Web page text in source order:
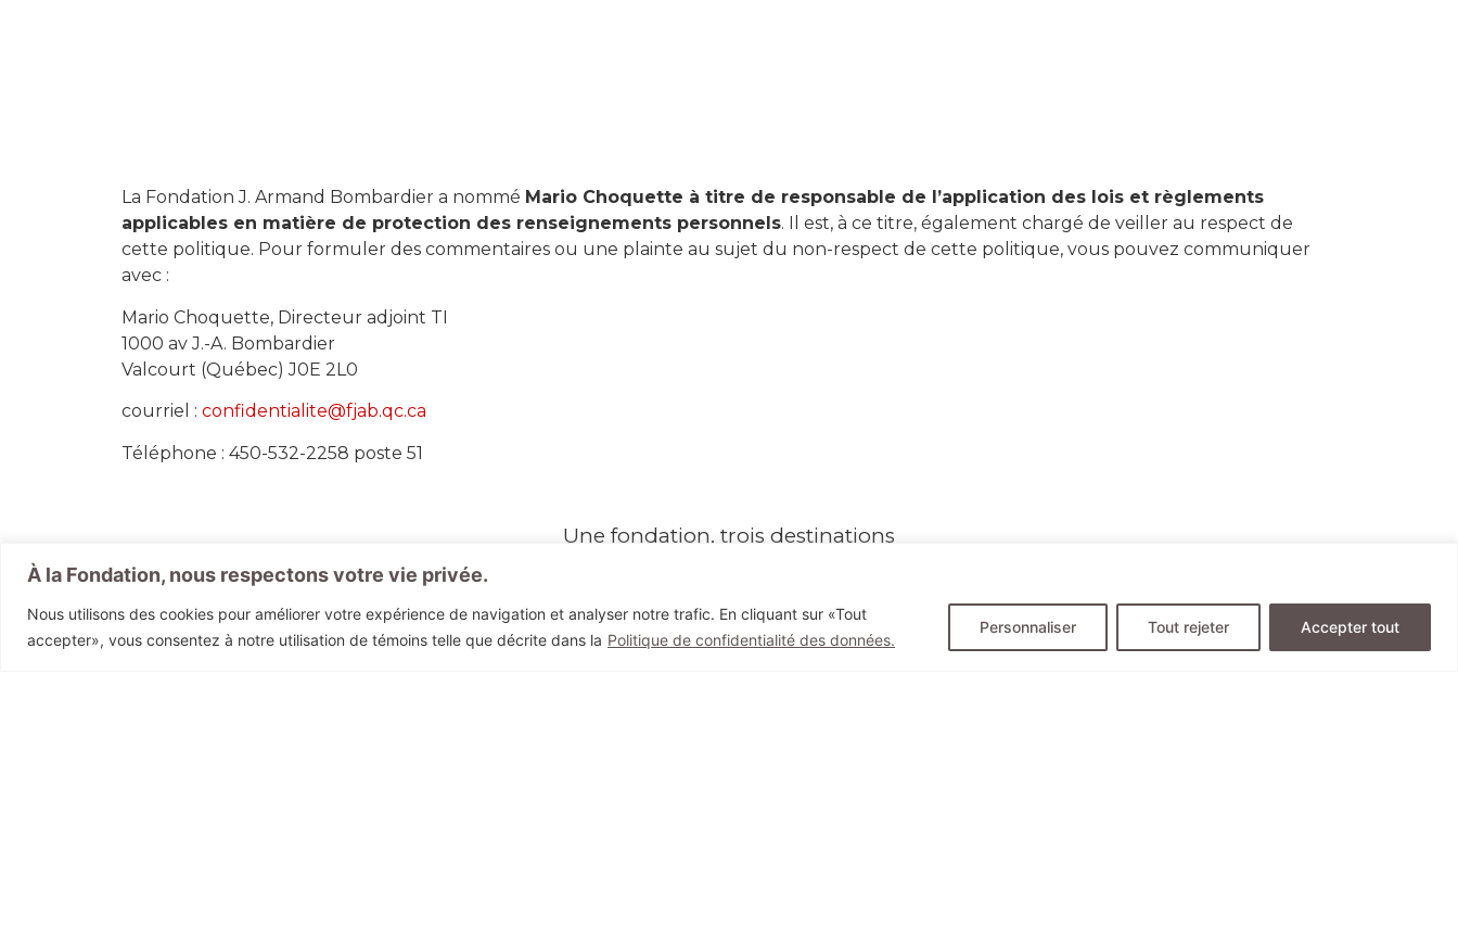
À la Fondation, nous respectons votre vie privée.
Nous utilisons des cookies pour améliorer votre expérience de navigation et analyser notre trafic. En cliquant sur «Tout
accepter», vous consentez à notre utilisation de témoins telle que décrite dans la Politique de confidentialité des données.
Personnaliser Tout rejeter Accepter tout
La Fondation J. Armand Bombardier a nommé Mario Choquette à titre de responsable de l’application des lois et règlements
applicables en matière de protection des renseignements personnels. Il est, à ce titre, également chargé de veiller au respect de
cette politique. Pour formuler des commentaires ou une plainte au sujet du non-respect de cette politique, vous pouvez communiquer
avec :
Mario Choquette, Directeur adjoint TI
1000 av J.-A. Bombardier
Valcourt (Québec) J0E 2L0
courriel : confidentialite@fjab.qc.ca
Téléphone : 450-532-2258 poste 51
Une fondation, trois destinations